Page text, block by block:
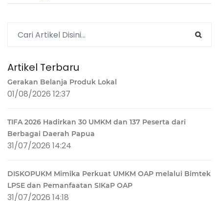
Artikel Terbaru
Gerakan Belanja Produk Lokal
01/08/2026 12:37
TIFA 2026 Hadirkan 30 UMKM dan 137 Peserta dari
Berbagai Daerah Papua
31/07/2026 14:24
DISKOPUKM Mimika Perkuat UMKM OAP melalui Bimtek
LPSE dan Pemanfaatan SIKaP OAP
31/07/2026 14:18